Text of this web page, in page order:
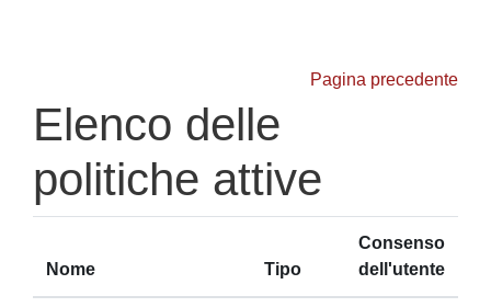
Pagina precedente
Elenco delle
politiche attive
Nome Tipo
Consenso
dell'utente